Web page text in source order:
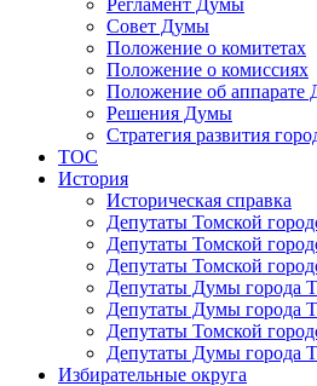
Совет Думы
Положение о комитетах
Положение о комиссиях
Положение об аппарате
Решения Думы
Стратегия развития
ТОС
История
Историческая справка
Депутаты Томской
Депутаты Томской
Депутаты Томской
Депутаты Думы города
Депутаты Думы города
Депутаты Томской
Депутаты Думы города
Избирательные округа